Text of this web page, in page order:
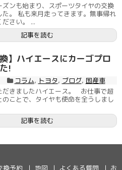
ズンも始まり、スポーツタイヤの交換
た。 私も来月走ってきます。無事帰れ
さい。 ...
記事を読む
換】ハイエースにカーゴプロ
!
コラム, トヨタ, ブログ, 国産車
だきましたハイエース。 ­ ­ お仕事で超
のことで、タイヤも使命を全うしまし
記事を読む
換予約 地図 よくある質問
お